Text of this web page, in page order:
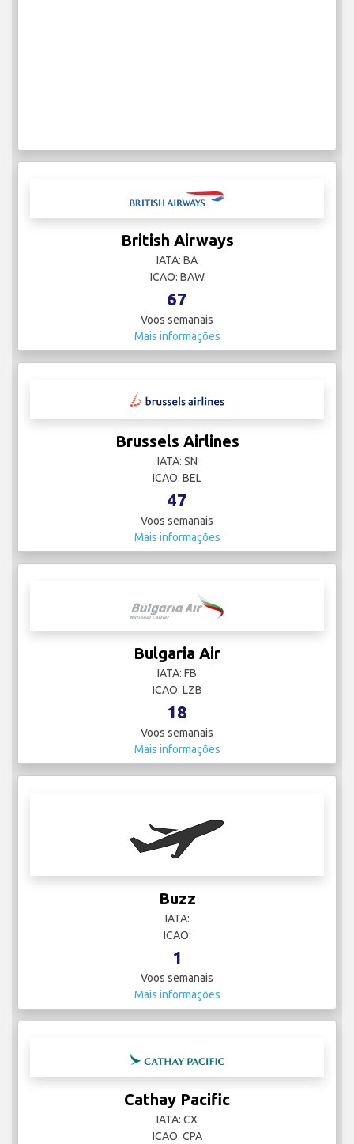
British Airways
IATA: BA
ICAO: BAW
67
Voos semanais
Mais informações
Brussels Airlines
IATA: SN
ICAO: BEL
47
Voos semanais
Mais informações
Bulgaria Air
IATA: FB
ICAO: LZB
18
Voos semanais
Mais informações
Buzz
IATA:
ICAO:
1
Voos semanais
Mais informações
Cathay Pacific
IATA: CX
ICAO: CPA